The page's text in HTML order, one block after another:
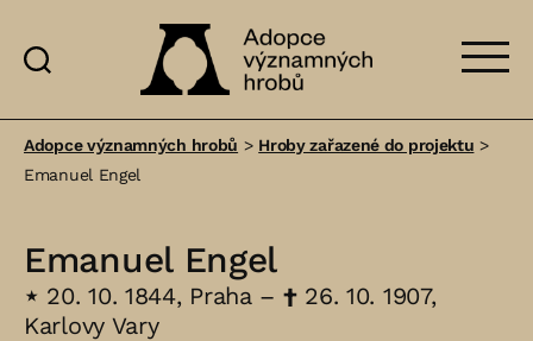
významných
Adopce významných hrobů > Hroby zařazené do projektu >
Emanuel Engel
Emanuel Engel
⋆ 20. 10. 1844, Praha – †26. 10. 1907,
Karlovy Vary